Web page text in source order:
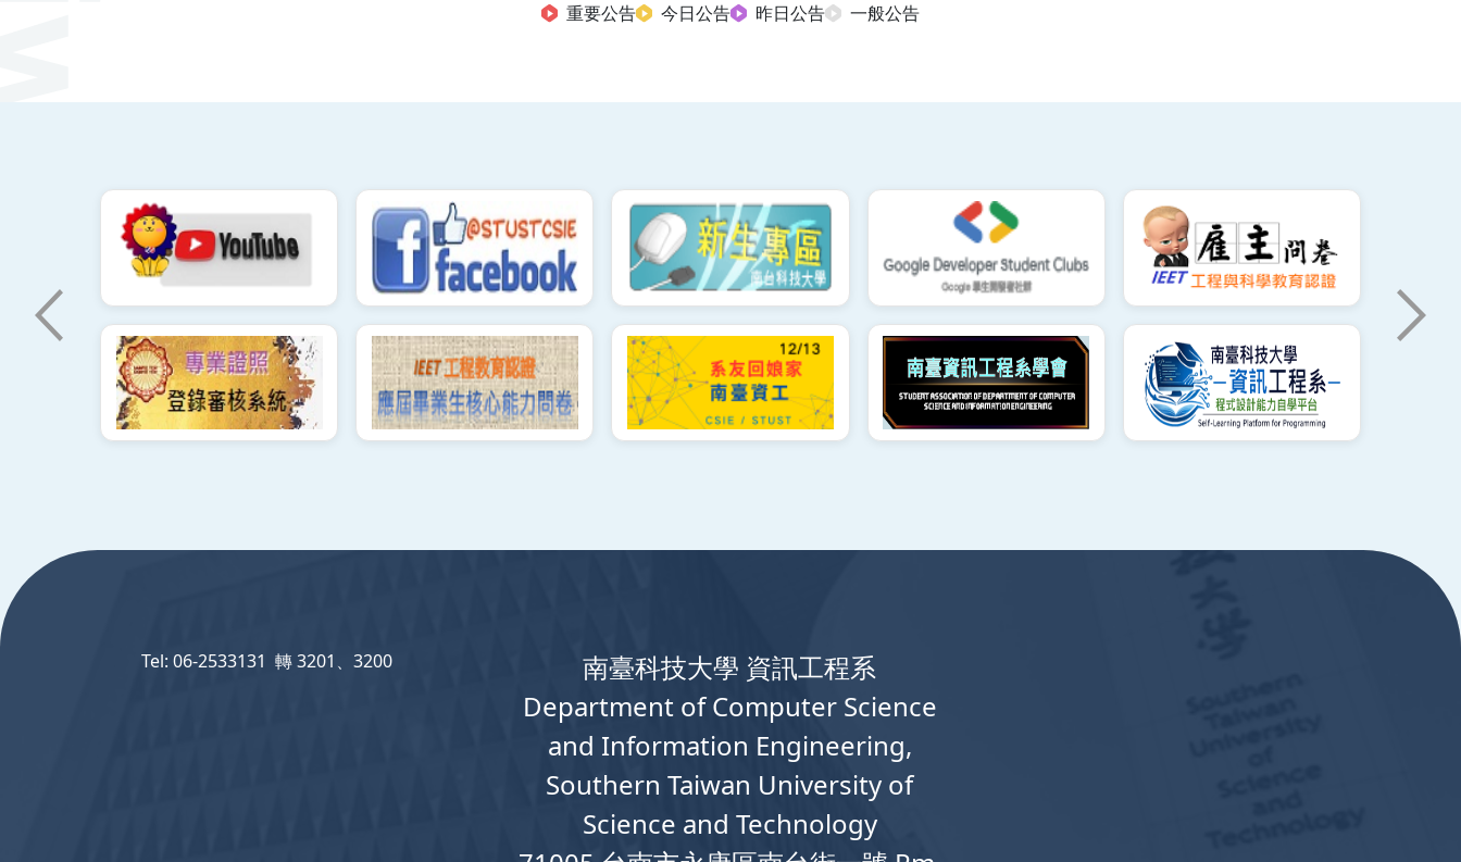
重要公告 今日公告 昨日公告 一般公告
南臺科技大學 資訊工程系
Department of Computer Science
and Information Engineering,
Southern Taiwan University of
Science and Technology
Tel: 06-2533131 轉 3201、3200